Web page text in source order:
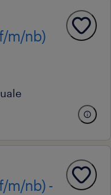
m/nb)
m/nb) -